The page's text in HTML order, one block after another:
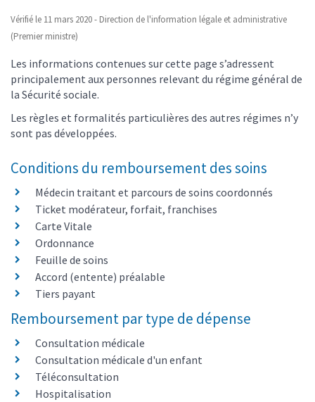
Vérifié le 11 mars 2020 - Direction de l'information légale et administrative
(Premier ministre)
Les informations contenues sur cette page s’adressent
principalement aux personnes relevant du régime général de
la Sécurité sociale.
Les règles et formalités particulières des autres régimes n’y
sont pas développées.
Conditions du remboursement des soins
Médecin traitant et parcours de soins coordonnés
Ticket modérateur, forfait, franchises
Carte Vitale
Ordonnance
Feuille de soins
Accord (entente) préalable
Tiers payant
Remboursement par type de dépense
Consultation médicale
Consultation médicale d'un enfant
Téléconsultation
Hospitalisation